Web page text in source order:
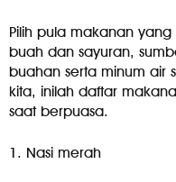
Pilih pula makanan
buah dan sayuran,
buahan serta minum air
kita, inilah daftar
saat berpuasa.
1. Nasi merah